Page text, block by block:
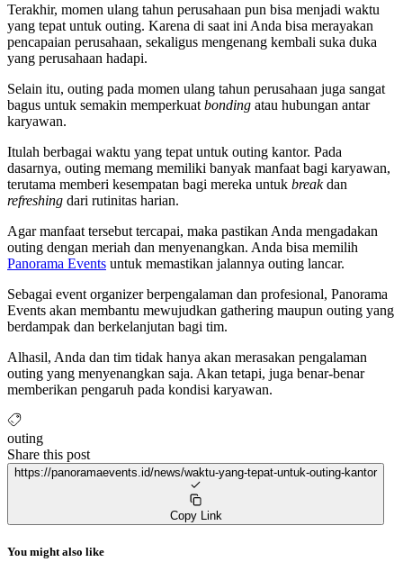
Terakhir, momen ulang tahun perusahaan pun bisa menjadi waktu
yang tepat untuk outing. Karena di saat ini Anda bisa merayakan
pencapaian perusahaan, sekaligus mengenang kembali suka duka
yang perusahaan hadapi.
Selain itu, outing pada momen ulang tahun perusahaan juga sangat
bagus untuk semakin memperkuat bonding atau hubungan antar
karyawan.
Itulah berbagai waktu yang tepat untuk outing kantor. Pada
dasarnya, outing memang memiliki banyak manfaat bagi karyawan,
terutama memberi kesempatan bagi mereka untuk breakdan
refreshing dari rutinitas harian.
Agar manfaat tersebut tercapai, maka pastikan Anda mengadakan
outing dengan meriah dan menyenangkan. Anda bisa memilih
Panorama Events untuk memastikan jalannya outing lancar.
Sebagai event organizer berpengalaman dan profesional, Panorama
Events akan membantu mewujudkan gathering maupun outing yang
berdampak dan berkelanjutan bagi tim.
Alhasil, Anda dan tim tidak hanya akan merasakan pengalaman
outing yang menyenangkan saja. Akan tetapi, juga benar-benar
memberikan pengaruh pada kondisi karyawan.
outing
Share this post
https://panoramaevents.id/news/waktu-yang-tepat-untuk-outing-kantor
Copy Link
You might also like